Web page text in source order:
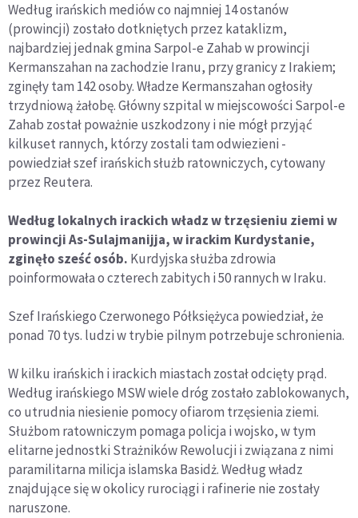
Według irańskich mediów co najmniej 14 ostanów
(prowincji) zostało dotkniętych przez kataklizm,
najbardziej jednak gmina Sarpol-e Zahab w prowincji
Kermanszahan na zachodzie Iranu, przy granicy z Irakiem;
zginęły tam 142 osoby. Władze Kermanszahan ogłosiły
trzydniową żałobę. Główny szpital w miejscowości Sarpol-e
Zahab został poważnie uszkodzony i nie mógł przyjąć
kilkuset rannych, którzy zostali tam odwiezieni -
powiedział szef irańskich służb ratowniczych, cytowany
przez Reutera.
Według lokalnych irackich władz w trzęsieniu ziemi w
prowincji As-Sulajmanijja, w irackim Kurdystanie,
zginęło sześć osób. Kurdyjska służba zdrowia
poinformowała o czterech zabitych i 50 rannych w Iraku.
Szef Irańskiego Czerwonego Półksiężyca powiedział, że
ponad 70 tys. ludzi w trybie pilnym potrzebuje schronienia.
W kilku irańskich i irackich miastach został odcięty prąd.
Według irańskiego MSW wiele dróg zostało zablokowanych,
co utrudnia niesienie pomocy ofiarom trzęsienia ziemi.
Służbom ratowniczym pomaga policja i wojsko, w tym
elitarne jednostki Strażników Rewolucji i związana z nimi
paramilitarna milicja islamska Basidż. Według władz
znajdujące się w okolicy rurociągi i rafinerie nie zostały
naruszone.